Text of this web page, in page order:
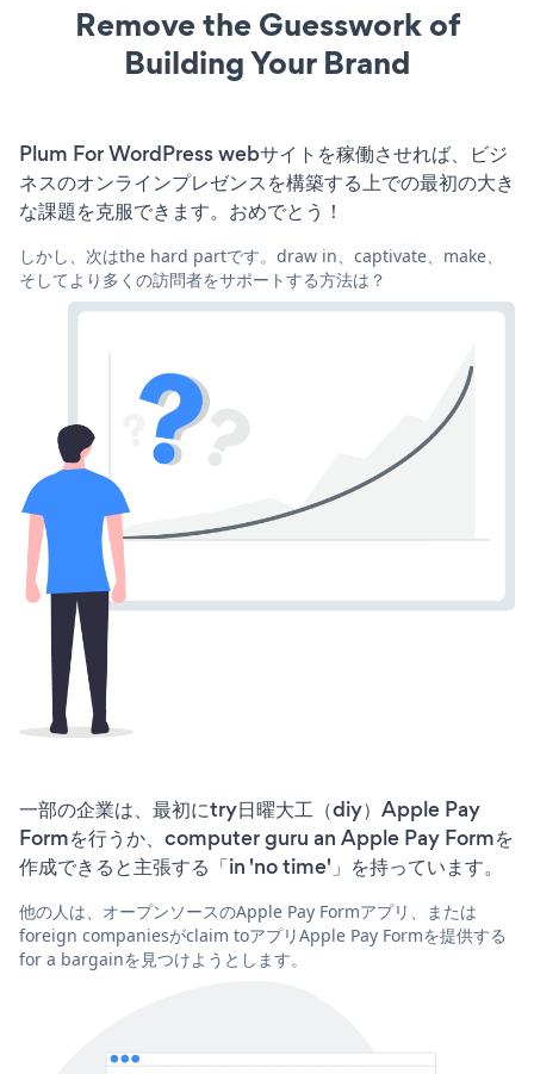
Remove the Guesswork of
Building Your Brand
Plum For WordPress webサイトを稼働させれば、ビジ
ネスのオンラインプレゼンスを構築する上での最初の大き
な課題を克服できます。おめでとう！
しかし、次はthe hard partです。draw in、captivate、make、
そしてより多くの訪問者をサポートする方法は？
一部の企業は、最初にtry日曜大工（diy）Apple Pay
Formを行うか、computer guru an Apple Pay Formを
作成できると主張する「in 'no time'」を持っています。
他の人は、オープンソースのApple Pay Formアプリ、または
foreign companiesがclaim toアプリApple Pay Formを提供する
for a bargainを見つけようとします。